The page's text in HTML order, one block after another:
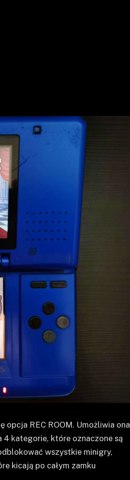
opcja REC ROOM. Umożliwia ona
4 kategorie, które oznaczone są
wszystkie minigry,
kicają po całym zamku